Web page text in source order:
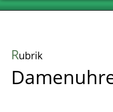
Rubrik